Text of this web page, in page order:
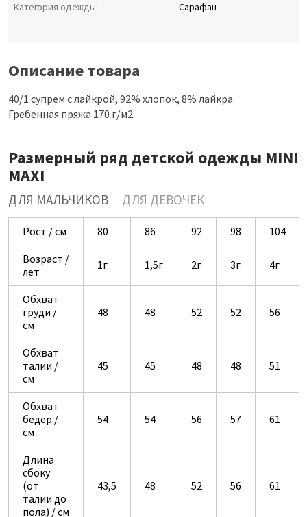
Категория одежды:
Сарафан
Описание товара
40/1 супрем с лайкрой, 92% хлопок, 8% лайкра
Гребенная пряжа 170 г/м2
Размерный ряд детской одежды MINI
MAXI
ДЛЯ МАЛЬЧИКОВ ДЛЯ ДЕВОЧЕК
Рост / см 80 86 92 98
104
Возраст /
лет
1г 1,5г 2г 3г 4г
Обхват
груди /
см
48 48 52 52 56
Обхват
талии /
см
45 45 48 48 51
Обхват
бедер /
см
54 54 56 57 61
Длина
сбоку
(от
талии до
пола) / см
43,5 48 52 56 61